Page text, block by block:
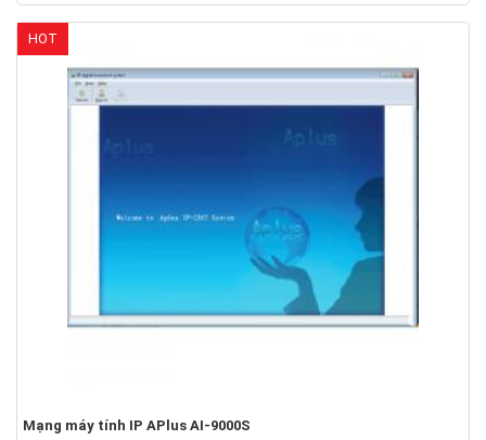
HOT
Mạng máy tính IP APlus AI-9000S